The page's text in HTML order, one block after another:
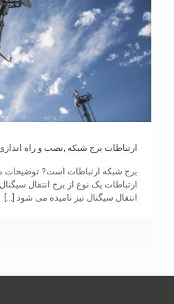
ارتباطات برج شبکه ,نصب و راه
برج شبکه ارتباطات است? توضیحات
ارتباطات یک نوع از برج انتقال
انتقال سیگنال نیز نامیده می شود